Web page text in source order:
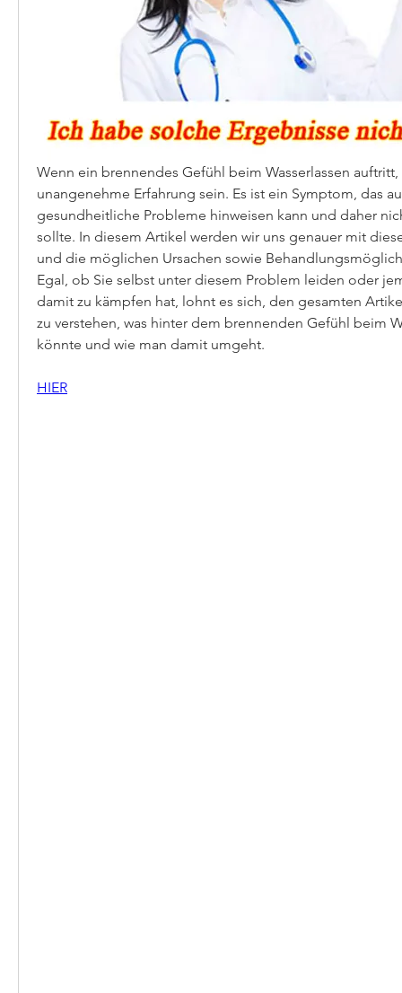
Wenn ein brennendes Gefühl beim Wasserlassen
unangenehme Erfahrung sein. Es ist ein Symptom, das
gesundheitliche Probleme hinweisen kann und daher
sollte. In diesem Artikel werden wir uns genauer mit
und die möglichen Ursachen sowie
Egal, ob Sie selbst unter diesem Problem leiden oder
damit zu kämpfen hat, lohnt es sich, den gesamten
zu verstehen, was hinter dem brennenden Gefühl beim
könnte und wie man damit umgeht.
HIER